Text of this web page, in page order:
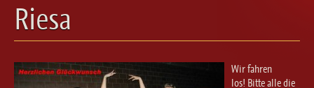
Ballett für Erwachsene / Jugendliche
Kreative Früherziehung / Kinderballett
Modern / Jazz / Contemporary
Steptanz
Riesa
Wir fahren
los! Bitte alle die